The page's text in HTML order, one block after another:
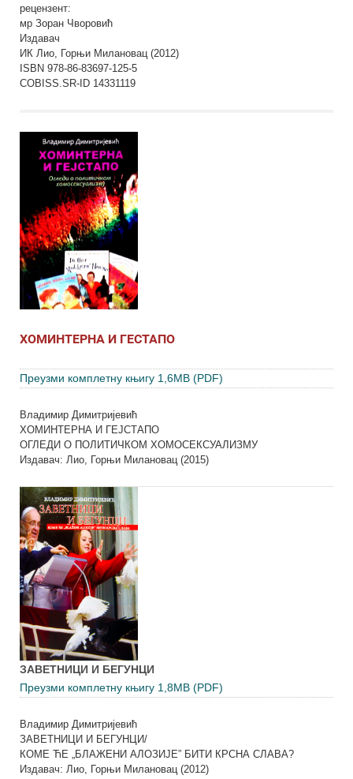
рецензент:
мр Зоран Чворовић
Издавач
ИК Лио, Горњи Милановац (2012)
ISBN 978-86-83697-125-5
COBISS.SR-ID 14331119
ХОМИНТЕРНА И ГЕСТАПО
Преузми комплетну књигу 1,6MB (PDF)
Владимир Димитријевић
ХОМИНТЕРНА И ГЕЈСТАПО
ОГЛЕДИ О ПОЛИТИЧКОМ ХОМОСЕКСУАЛИЗМУ
Издавач: Лио, Горњи Милановац (2015)
ЗАВЕТНИЦИ И БЕГУНЦИ
Преузми комплетну књигу 1,8MB (PDF)
Владимир Димитријевић
ЗАВЕТНИЦИ И БЕГУНЦИ/
КОМЕ ЋЕ „БЛАЖЕНИ АЛОЗИЈЕ” БИТИ КРСНА СЛАВА?
Издавач: Лио, Горњи Милановац (2012)